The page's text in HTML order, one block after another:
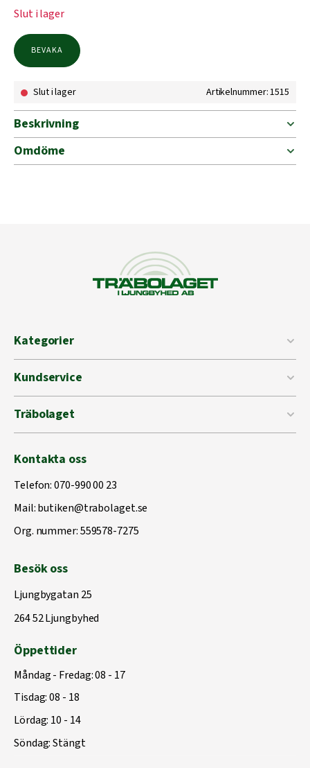
Slut i lager
BEVAKA
Slut i lager Artikelnummer: 1515
Beskrivning
Omdöme
Kategorier
Kundservice
Träbolaget
Kontakta oss
Telefon:070-990 00 23
Mail:butiken@trabolaget.se
Org. nummer: 559578-7275
Besök oss
Ljungbygatan 25
264 52 Ljungbyhed
Öppettider
Måndag - Fredag: 08 - 17
Tisdag: 08 - 18
Lördag: 10 - 14
Söndag: Stängt